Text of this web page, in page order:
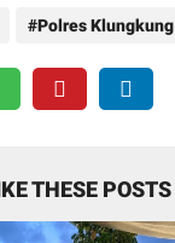
Polres Klungkung
THESE POSTS